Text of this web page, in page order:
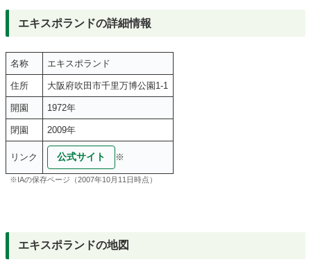
エキスポランドの詳細情報
名称 エキスポランド
住所 大阪府吹田市千里万博公園1-1
開園 1972年
閉園 2009年
リンク 公式サイト ※
※IAの保存ページ（2007年10月11日時点）
エキスポランドの地図